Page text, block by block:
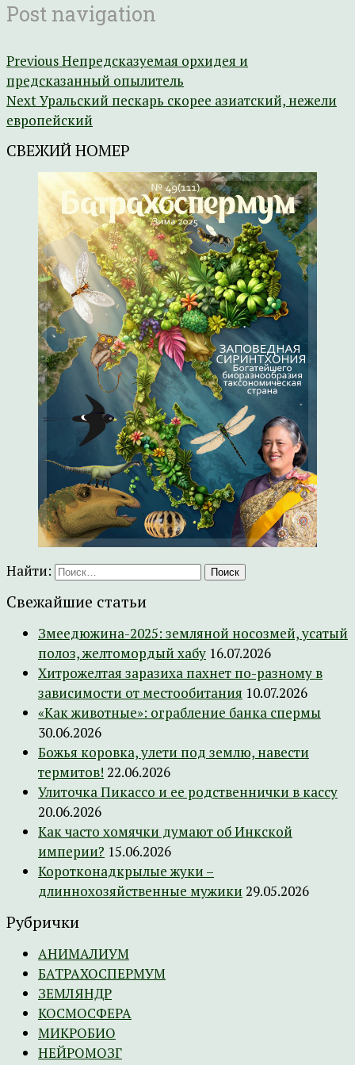
Post navigation
PreviousНепредсказуемая орхидея и
предсказанный опылитель
NextУральский пескарь скорее азиатский, нежели
европейский
СВЕЖИЙ НОМЕР
Найти:
Свежайшие статьи
Змеедюжина-2025: земляной носозмей, усатый
полоз, желтомордый хабу 16.07.2026
Хитрожелтая заразиха пахнет по-разному в
зависимости от местообитания 10.07.2026
«Как животные»: ограбление банка спермы
30.06.2026
Божья коровка, улети под землю, навести
термитов! 22.06.2026
Улиточка Пикассо и ее родственнички в кассу
20.06.2026
Как часто хомячки думают об Инкской
империи? 15.06.2026
Коротконадкрылые жуки –
длиннохозяйственные мужики 29.05.2026
Рубрички
АНИМАЛИУМ
БАТРАХОСПЕРМУМ
ЗЕМЛЯНДР
КОСМОСФЕРА
МИКРОБИО
НЕЙРОМОЗГ